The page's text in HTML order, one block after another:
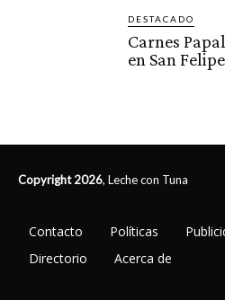
DESTACADO
Carnes
en San Felipe
Copyright 2026, Leche con Tuna
Contacto Políticas
Directorio
Acerca de